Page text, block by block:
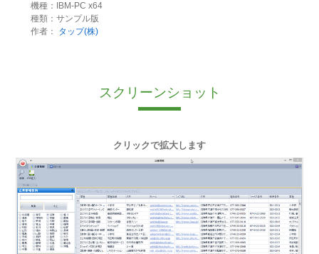
機種：IBM-PC x64
種類：サンプル版
作者：
タップ(株)
スクリーンショット
クリックで拡大します